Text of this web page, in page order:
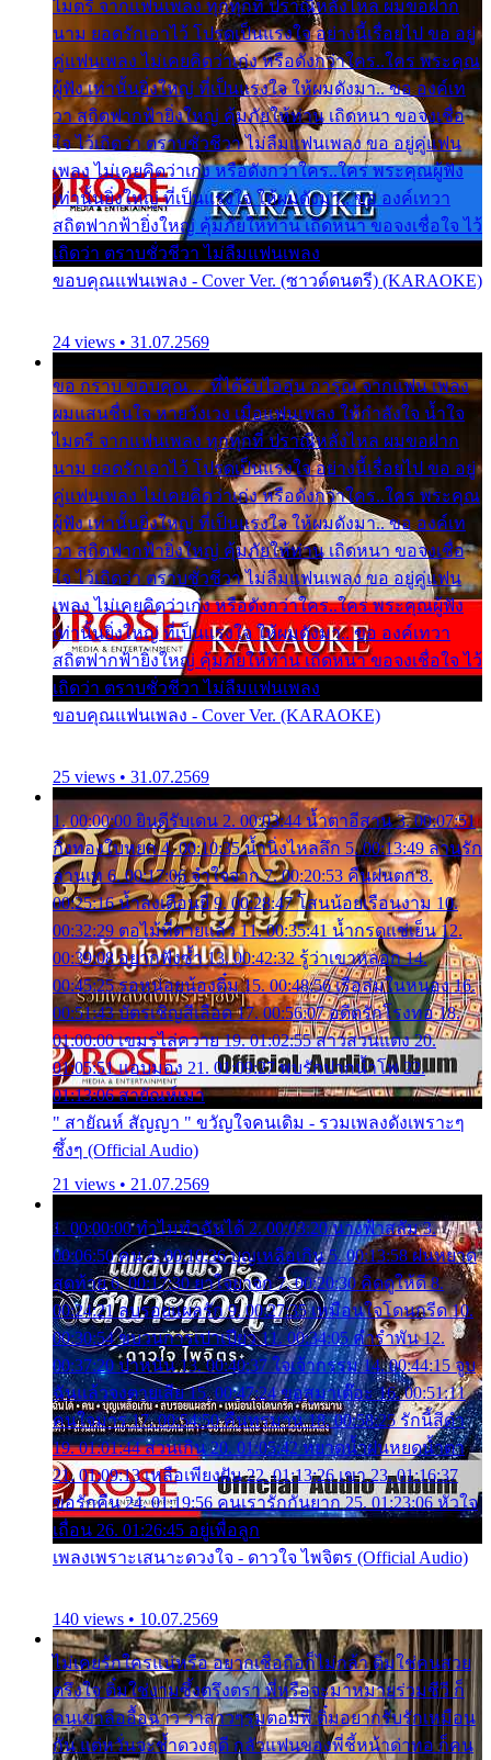
ไมตรี จากแฟนเพลง ทุกทุกที่ ปราณีหลั่งไหล ผมขอฝาก
นาม ยอดรักเอาไว้ โปรดเป็นแรงใจ อย่างนี้เรื่อยไป ขอ อยู่
คู่แฟนเพลง ไม่เคยคิดว่าเก่ง หรือดังกว่าใคร..ใคร พระคุณ
ผู้ฟัง เท่านั้นยิ่งใหญ่ ที่เป็นแรงใจ ให้ผมดังมา.. ขอ องค์เท
วา สถิตฟากฟ้ายิ่งใหญ่ คุ้มภัยให้ท่าน เถิดหนา ขอจงเชื่อ
ใจ ไว้เถิดว่า ตราบชั่วชีวา ไม่ลืมแฟนเพลง ขอ อยู่คู่แฟน
เพลง ไม่เคยคิดว่าเก่ง หรือดังกว่าใคร..ใคร พระคุณผู้ฟัง
เท่านั้นยิ่งใหญ่ ที่เป็นแรงใจ ให้ผมดังมา.. ขอ องค์เทวา
สถิตฟากฟ้ายิ่งใหญ่ คุ้มภัยให้ท่าน เถิดหนา ขอจงเชื่อใจ ไว้
เถิดว่า ตราบชั่วชีวา ไม่ลืมแฟนเพลง
ขอบคุณแฟนเพลง - Cover Ver. (ซาวด์ดนตรี) (KARAOKE)
24 views • 31.07.2569
ขอ กราบ ขอบคุณ.... ที่ได้รับไออุ่น การุณ จากแฟน เพลง
ผมแสนชื่นใจ หายวังเวง เมื่อแฟนเพลง ให้กำลังใจ น้ำใจ
ไมตรี จากแฟนเพลง ทุกทุกที่ ปราณีหลั่งไหล ผมขอฝาก
นาม ยอดรักเอาไว้ โปรดเป็นแรงใจ อย่างนี้เรื่อยไป ขอ อยู่
คู่แฟนเพลง ไม่เคยคิดว่าเก่ง หรือดังกว่าใคร..ใคร พระคุณ
ผู้ฟัง เท่านั้นยิ่งใหญ่ ที่เป็นแรงใจ ให้ผมดังมา.. ขอ องค์เท
วา สถิตฟากฟ้ายิ่งใหญ่ คุ้มภัยให้ท่าน เถิดหนา ขอจงเชื่อ
ใจ ไว้เถิดว่า ตราบชั่วชีวา ไม่ลืมแฟนเพลง ขอ อยู่คู่แฟน
เพลง ไม่เคยคิดว่าเก่ง หรือดังกว่าใคร..ใคร พระคุณผู้ฟัง
เท่านั้นยิ่งใหญ่ ที่เป็นแรงใจ ให้ผมดังมา.. ขอ องค์เทวา
สถิตฟากฟ้ายิ่งใหญ่ คุ้มภัยให้ท่าน เถิดหนา ขอจงเชื่อใจ ไว้
เถิดว่า ตราบชั่วชีวา ไม่ลืมแฟนเพลง
ขอบคุณแฟนเพลง - Cover Ver. (KARAOKE)
25 views • 31.07.2569
1. 00:00:00 ยินดีรับเดน 2. 00:03:44 น้ำตาอีสาน 3. 00:07:51
กิ่งทองใบหยก 4. 00:10:35 น้ำนิ่งไหลลึก 5. 00:13:49 ลานรัก
ลานเท 6. 00:17:06 จำใจจาก 7. 00:20:53 คืนฝนตก 8.
00:25:16 น้ำลงเดือนยี่ 9. 00:28:47 โสนน้อยเรือนงาม 10.
00:32:29 ตอไม้ที่ตายแล้ว 11. 00:35:41 น้ำกรดแช่เย็น 12.
00:39:08 อยากฟังซ้ำ 13. 00:42:32 รู้ว่าเขาหลอก 14.
00:45:25 รอหน่อยน้องติ๋ม 15. 00:48:56 เรือล่มในหนอง 16.
00:51:43 บัตรเชิญสีเลือด 17. 00:56:07 อดีตรักโรงทอ 18.
01:00:00 เขมรไล่ควาย 19. 01:02:55 สาวสวนแตง 20.
01:05:51 แอบมอง 21. 01:09:27 พบรักปากน้ำโพ 22.
01:13:06 สายัณห์เมา
" สายัณห์ สัญญา " ขวัญใจคนเดิม - รวมเพลงดังเพราะๆ
ซึ้งๆ (Official Audio)
21 views • 21.07.2569
1. 00:00:00 ทำไมทำฉันได้ 2. 00:03:20 นางฟ้าสลัม 3.
00:06:50 คน 4. 00:10:36 บุญเหลือเกิน 5. 00:13:58 ฝนหยาด
สุดท้าย 6. 00:17:30 ยาใจยาจก 7. 00:20:30 คิดดูให้ดี 8.
00:24:21 ลบรอยแผลรัก 9. 00:27:35 เหมือนใจโดนกรีด 10.
00:30:54 ขบวนการเปาเปียว 11. 00:34:05 คำรำพัน 12.
00:37:20 ปาหนัน 13. 00:40:37 ใจเจ้ากรรม 14. 00:44:15 จูบ
ฉันแล้วจงตายเสีย 15. 00:47:24 ขอสูมาเต๊อะ 16. 00:51:11
คนใจมาร 17. 00:54:50 คืนทรมาน 18. 00:58:25 รักนี้สีดำ
19. 01:01:44 ส่วนเกิน 20. 01:05:42 หยาดน้ำฝนหยดน้ำตา
21. 01:09:13 เหลือเพียงฝัน 22. 01:13:26 เขา 23. 01:16:37
ขอรักคืน 24. 01:19:56 คนเรารักกันยาก 25. 01:23:06 หัวใจ
เถื่อน 26. 01:26:45 อยู่เพื่อลูก
เพลงเพราะเสนาะดวงใจ - ดาวใจ ไพจิตร (Official Audio)
140 views • 10.07.2569
ไม่เคยรักใครแน่หรือ อยากเชื่อถือก็ไม่กล้า ติ๋มใช่คนสวย
ตรึงใจ ติ๋มใช่งามซึ้งตรึงตรา พี่หรือจะมาหมายร่วมชีวี ก็
คนเขาลืออื้อฉาว ว่าสาวๆรุมตอมพี่ ติ๋มอยากรับรักเหมือน
กัน แต่หวั่นจะช้ำดวงฤดี กลัวแฟนของพี่ชี้หน้าด่าทอ ก็คน